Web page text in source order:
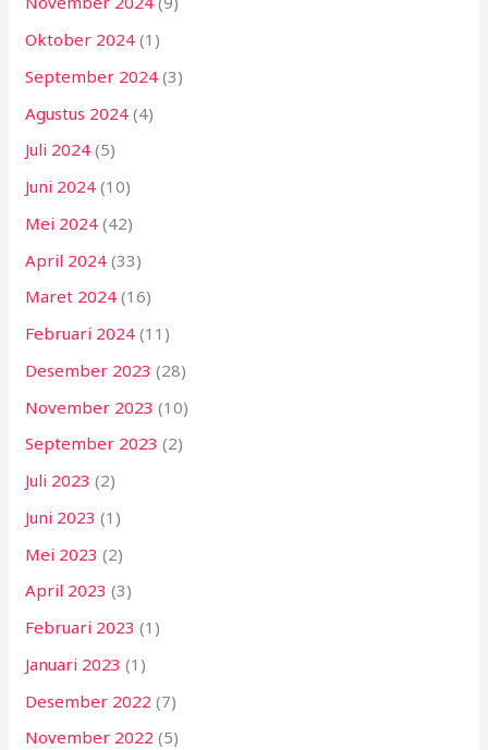
Oktober 2024 (1)
September 2024 (3)
Agustus 2024 (4)
Juli 2024 (5)
Juni 2024 (10)
Mei 2024 (42)
April 2024 (33)
Maret 2024 (16)
Februari 2024 (11)
Desember 2023 (28)
November 2023 (10)
September 2023 (2)
Juli 2023 (2)
Juni 2023 (1)
Mei 2023 (2)
April 2023 (3)
Februari 2023 (1)
Januari 2023 (1)
Desember 2022 (7)
November 2022 (5)